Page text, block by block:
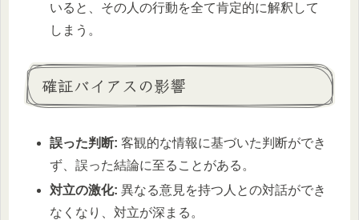
いると、その人の行動を全て肯定的に解釈して
しまう。
確証バイアスの影響
誤った判断: 客観的な情報に基づいた判断ができ
ず、誤った結論に至ることがある。
対立の激化: 異なる意見を持つ人との対話ができ
なくなり、対立が深まる。